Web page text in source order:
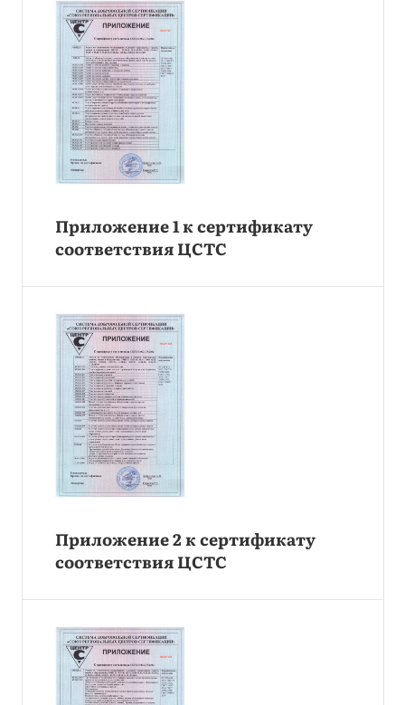
Приложение 1 к сертификату
соответствия ЦСТС
Приложение 2 к сертификату
соответствия ЦСТС